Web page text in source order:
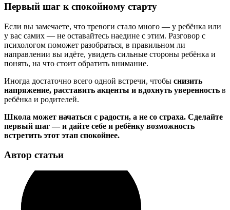
Первый шаг к спокойному старту
Если вы замечаете, что тревоги стало много — у ребёнка или
у вас самих — не оставайтесь наедине с этим. Разговор с
психологом поможет разобраться, в правильном ли
направлении вы идёте, увидеть сильные стороны ребёнка и
понять, на что стоит обратить внимание.
Иногда достаточно всего одной встречи, чтобы снизить
напряжение, расставить акценты и вдохнуть уверенность в
ребёнка и родителей.
Школа может начаться с радости, а не со страха. Сделайте
первый шаг — и дайте себе и ребёнку возможность
встретить этот этап спокойнее.
Автор статьи